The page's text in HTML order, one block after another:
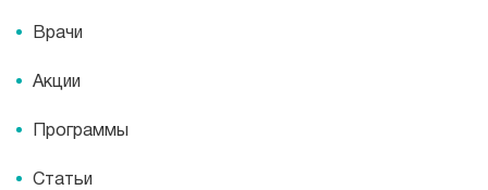
Врачи
Акции
Программы
Статьи